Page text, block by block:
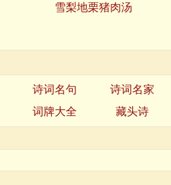
雪梨地栗猪肉汤
诗词名句
诗词名家
词牌大全 藏头诗